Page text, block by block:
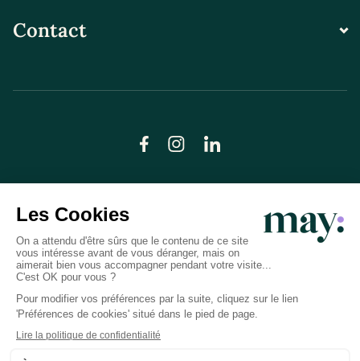
Contact
© LN CARE 2026
Politique de confidentialité
Conditions générales d’utilisation
Plan du site